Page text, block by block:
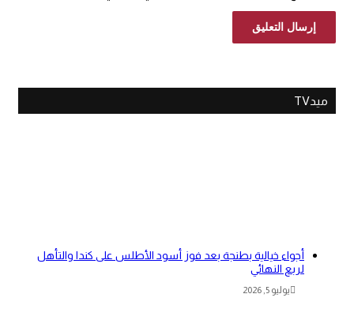
ميدTV
أجواء خيالية بطنجة بعد فوز أسود الأطلس على كندا والتأهل
لربع النهائي
يوليو 5, 2026